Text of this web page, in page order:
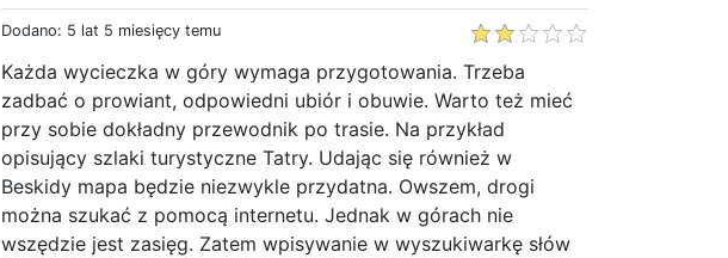
Dodano: 5 lat 5 miesięcy temu
Każda wycieczka w góry wymaga przygotowania. Trzeba
zadbać o prowiant, odpowiedni ubiór i obuwie. Warto też mieć
przy sobie dokładny przewodnik po trasie. Na przykład
opisujący szlaki turystyczne Tatry. Udając się również w
Beskidy mapa będzie niezwykle przydatna. Owszem, drogi
można szukać z pomocą internetu. Jednak w górach nie
wszędzie jest zasięg. Zatem wpisywanie w wyszukiwarkę słów